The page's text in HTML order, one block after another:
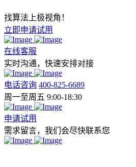
找算法上极视角！
立即申请试用
在线客服
实时沟通，快速安排对接
电话咨询 400-825-6689
周一至周五 9:00-18:30
申请试用
需求留言，我们会尽快联系您